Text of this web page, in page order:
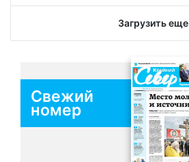
Загрузить еще
Свежий
номер